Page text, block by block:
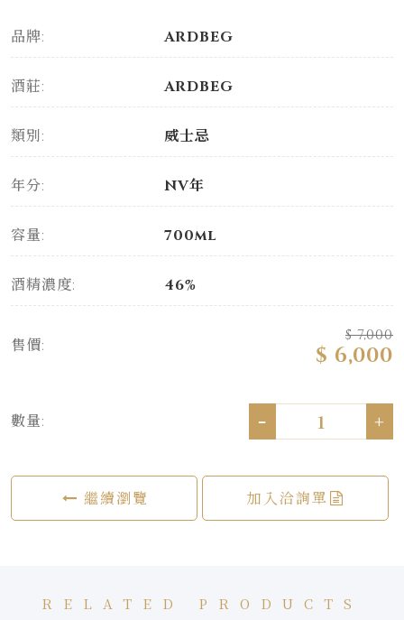
品牌: ARDBEG
酒莊: ARDBEG
類別: 威士忌
年分: NV年
容量: 700ml
酒精濃度: 46%
售價:
$ 7,000
$ 6,000
數量: - +
繼續瀏覽 加入洽詢單
RELATED PRODUCTS